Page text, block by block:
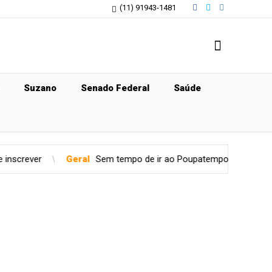
(11) 91943-1481
Suzano Senado Federal Saúde
Sem tempo de ir ao Poupatempo? Veja estações de Metrô com